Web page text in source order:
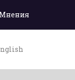
Мнения